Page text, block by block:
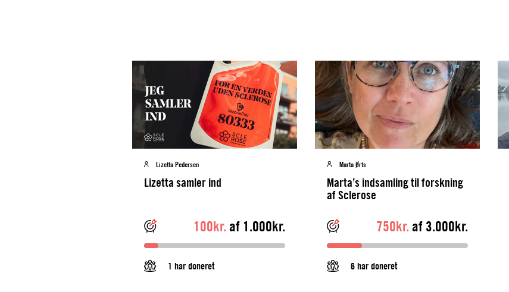
Lizetta Pedersen
Lizetta samler ind
100kr.af 1.000kr.
1 har doneret
Marta Ørts
Marta’s indsamling til forskning
af Sclerose
750kr.af 3.000kr.
6 har doneret